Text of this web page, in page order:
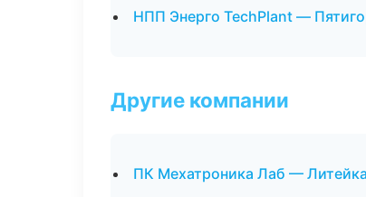
НПП Энерго TechPlant —
Другие компании
ПК Мехатроника Лаб —